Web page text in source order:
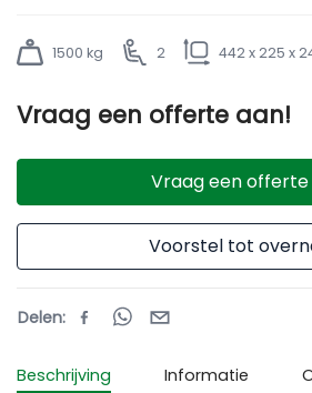
1500 kg 2 442 x 225 x
Vraag een offerte aan!
Vraag een
Voorstel tot
Delen:
Beschrijving Informatie